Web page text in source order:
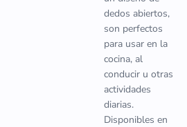
dedos abiertos,
son perfectos
para usar en la
cocina, al
conducir u otras
actividades
diarias.
Disponibles en